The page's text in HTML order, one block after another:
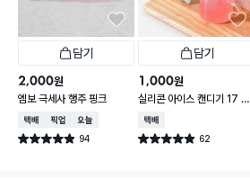
담기
2,000원
엠보 극세사 행주 핑크
택배배송매장픽업오늘배송
별점 4.9점 94
건 작성
담기
1,000원
실리콘 아이스 캔디기 17 X
4 cm
택배배송
별점 4.9점 62
건 작성